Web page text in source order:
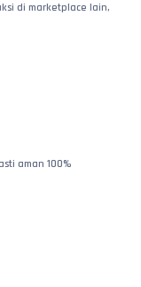
di marketplace lain,
aman 100%